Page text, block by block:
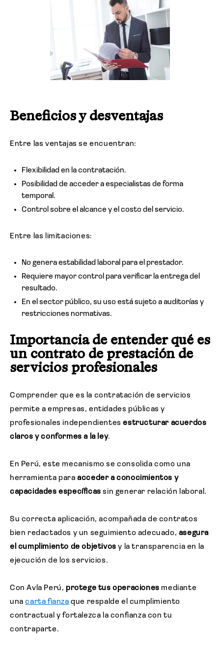
Beneficios y desventajas
Entre las ventajas se encuentran:
Flexibilidad en la contratación.
Posibilidad de acceder a especialistas de forma
temporal.
Control sobre el alcance y el costo del servicio.
Entre las limitaciones:
No genera estabilidad laboral para el prestador.
Requiere mayor control para verificar la entrega del
resultado.
En el sector público, su uso está sujeto a auditorías y
restricciones normativas.
Importancia de entender qué es
un contrato de prestación de
servicios profesionales
Comprender que es la contratación de servicios
permite a empresas, entidades públicas y
profesionales independientesestructurar acuerdos
claros y conformes a la ley.
En Perú, este mecanismo se consolida como una
herramienta paraacceder a conocimientos y
capacidades específicas sin generar relación laboral.
Su correcta aplicación, acompañada de contratos
bien redactados y un seguimiento adecuado, asegura
el cumplimiento de objetivos y la transparencia en la
ejecución de los servicios.
Con Avla Perú, protege tus operaciones mediante
unacarta fianza que respalde el cumplimiento
contractual y fortalezca la confianza con tu
contraparte.